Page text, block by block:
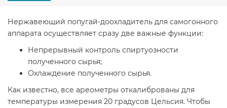
Нержавеющий попугай-доохладитель для самогонного
аппарата осуществляет сразу две важные функции:
Непрерывный контроль спиртуозности
полученного сырья;
Охлаждение полученного сырья.
Как известно, все ареометры откалиброваны для
температуры измерения 20 градусов Цельсия. Чтобы